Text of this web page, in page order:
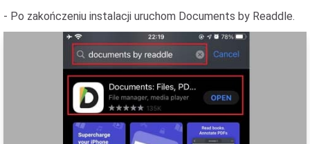
- Po zakończeniu instalacji uruchom Documents by Readdle.